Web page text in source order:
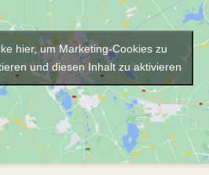
hier, um Marketing-Cookies zu
und diesen Inhalt zu aktivieren